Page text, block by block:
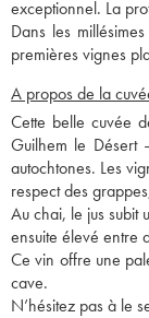
exceptionnel. La
Dans les
premières vignes
A propos de la
Cette belle cuvée
Guilhem le Désert
autochtones. Les
respect des
Au chai, le jus subit
ensuite élevé entre
Ce vin offre une
cave.
N’hésitez pas à le